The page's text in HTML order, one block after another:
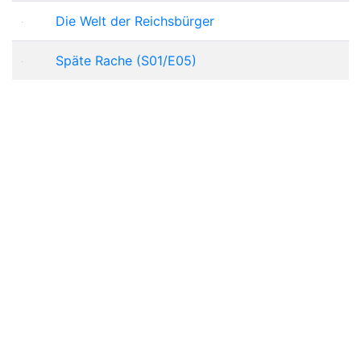
Die Welt der Reichsbürger
Späte Rache (S01/E05)